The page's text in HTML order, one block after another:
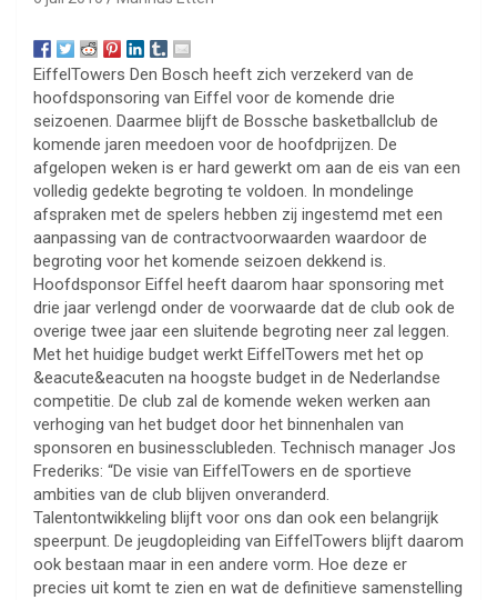
EiffelTowers Den Bosch heeft zich verzekerd van de
hoofdsponsoring van Eiffel voor de komende drie
seizoenen. Daarmee blijft de Bossche basketballclub de
komende jaren meedoen voor de hoofdprijzen. De
afgelopen weken is er hard gewerkt om aan de eis van een
volledig gedekte begroting te voldoen. In mondelinge
afspraken met de spelers hebben zij ingestemd met een
aanpassing van de contractvoorwaarden waardoor de
begroting voor het komende seizoen dekkend is.
Hoofdsponsor Eiffel heeft daarom haar sponsoring met
drie jaar verlengd onder de voorwaarde dat de club ook de
overige twee jaar een sluitende begroting neer zal leggen.
Met het huidige budget werkt EiffelTowers met het op
&eacute&eacuten na hoogste budget in de Nederlandse
competitie. De club zal de komende weken werken aan
verhoging van het budget door het binnenhalen van
sponsoren en businessclubleden. Technisch manager Jos
Frederiks: “De visie van EiffelTowers en de sportieve
ambities van de club blijven onveranderd.
Talentontwikkeling blijft voor ons dan ook een belangrijk
speerpunt. De jeugdopleiding van EiffelTowers blijft daarom
ook bestaan maar in een andere vorm. Hoe deze er
precies uit komt te zien en wat de definitieve samenstelling